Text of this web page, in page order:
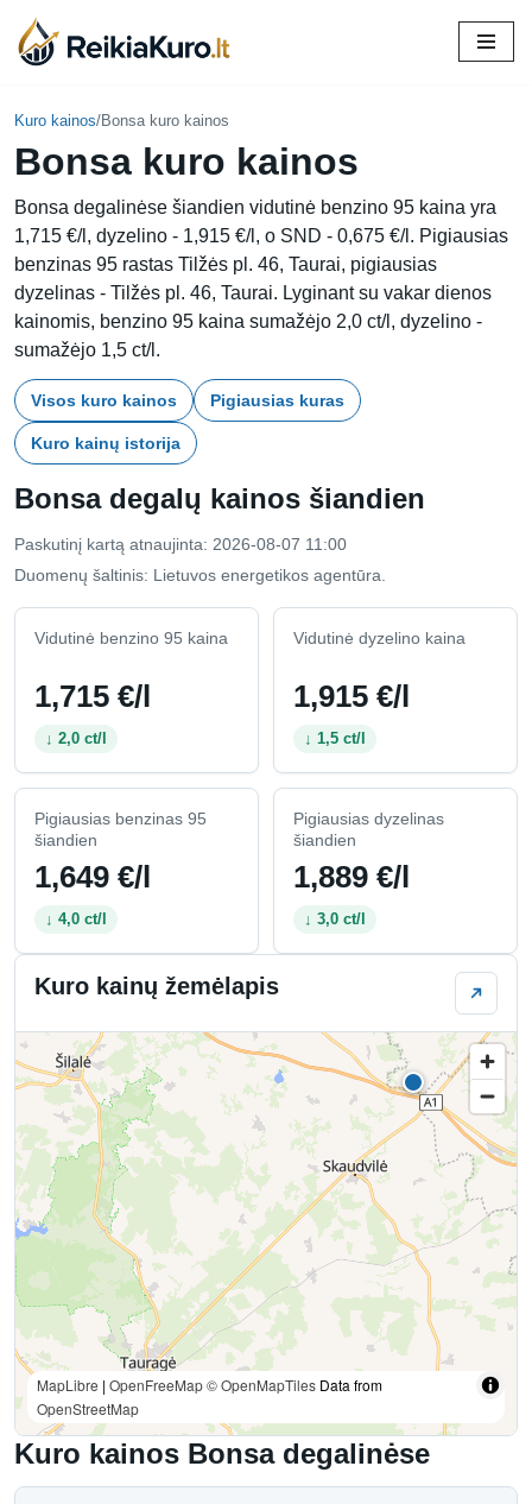
Skip
content
Kuro kainos/Bonsa kuro kainos
Bonsa kuro kainos
Bonsa degalinėse šiandien vidutinė benzino 95 kaina yra
1,715 €/l, dyzelino - 1,915 €/l, o SND - 0,675 €/l. Pigiausias
benzinas 95 rastas Tilžės pl. 46, Taurai, pigiausias
dyzelinas - Tilžės pl. 46, Taurai. Lyginant su vakar dienos
kainomis, benzino 95 kaina sumažėjo 2,0 ct/l, dyzelino -
sumažėjo 1,5 ct/l.
Visos kuro kainos Pigiausias kuras
Kuro kainų istorija
Bonsa degalų kainos šiandien
Paskutinį kartą atnaujinta: 2026-08-07 11:00
Duomenų šaltinis: Lietuvos energetikos agentūra.
Vidutinė benzino 95 kaina
1,715 €/l
↓ 2,0 ct/l
Vidutinė dyzelino kaina
1,915 €/l
↓ 1,5 ct/l
Pigiausias benzinas 95
šiandien
1,649 €/l
↓ 4,0 ct/l
Pigiausias dyzelinas
šiandien
1,889 €/l
↓ 3,0 ct/l
Kuro kainos Bonsa degalinėse
Kuro kainų žemėlapis
MapLibre | OpenFreeMap© OpenMapTiles Data from
OpenStreetMap